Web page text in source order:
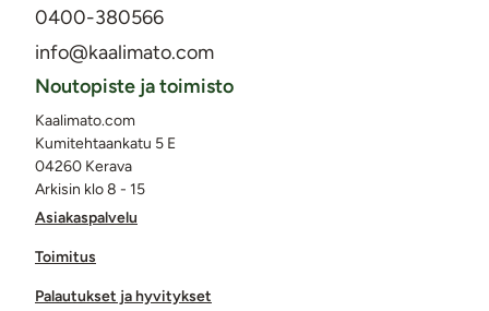
0400-380566
info@kaalimato.com
Asiakaspalvelu
Toimitus
Palautukset ja hyvitykset
Noutopiste ja toimisto
Kaalimato.com
Kumitehtaankatu 5 E
04260 Kerava
Arkisin klo 8 - 15